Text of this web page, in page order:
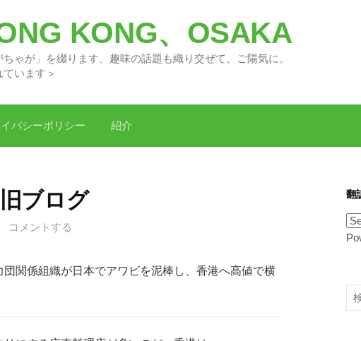
KONG、OSAKA
々の「どがちゃが」を綴ります。趣味の話題も
います＞
バシーポリシー 紹介
ブログ
コメントする
団関係組織が日本でアワビを泥棒し、香港へ高値で横
翻
検
索: